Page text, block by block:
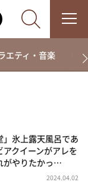
とものいたっ
エティ・音楽 ド
」氷上露天風呂であ
アクイーンがアレを
がやりたかっ…
2024.04.02